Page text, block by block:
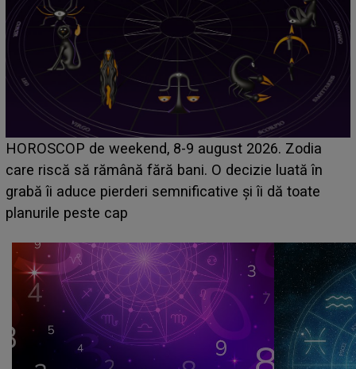
în
Emanuel a ținut ACEST DETALIU ASCUNS
acum! În fața Alexandrei, concurentul din
face o MĂRTURISIRE NEAȘTEPTATĂ
sa: "I-am spus și ei în față, eu nu te iubesc